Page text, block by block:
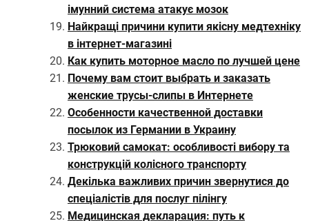
імунний система атакує мозок
Найкращі причини купити якісну медтехніку
в інтернет-магазині
Как купить моторное масло по лучшей цене
Почему вам стоит выбрать и заказать
женские трусы-слипы в Интернете
Особенности качественной доставки
посылок из Германии в Украину
Трюковий самокат: особливості вибору та
конструкцій колісного транспорту
Декілька важливих причин звернутися до
спеціалістів для послуг пілінгу
Медицинская декларация: путь к